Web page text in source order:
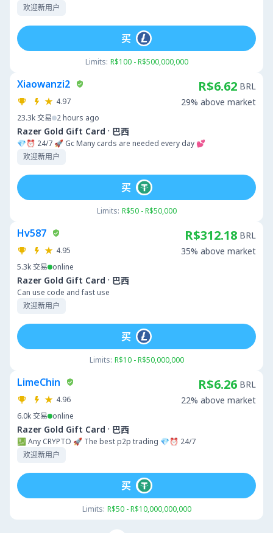
欢迎新用户
Limits: R$100 - R$500,000,000
买
Xiaowanzi2
4.97
23.3k交易 2 hours ago
Razer Gold Gift Card · 巴西
💎⏰ 24/7 🚀 Gc Many cards are needed every day 💕
欢迎新用户
R$6.62 BRL
29% above market
Limits: R$50 - R$50,000
买
Hv587
4.95
5.3k交易 online
Razer Gold Gift Card · 巴西
Can use code and fast use
欢迎新用户
R$312.18 BRL
35% above market
Limits: R$10 - R$50,000,000
买
LimeChin
4.96
6.0k交易 online
Razer Gold Gift Card · 巴西
💹 Any CRYPTO 🚀 The best p2p trading 💎⏰ 24/7
欢迎新用户
R$6.26 BRL
22% above market
Limits: R$50 - R$10,000,000,000
买